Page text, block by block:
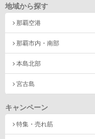
地域から探す
那覇空港
那覇市内・南部
本島北部
宮古島
キャンペーン
特集・売れ筋